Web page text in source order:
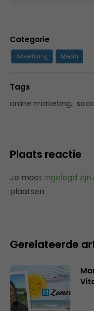
Categorie
Advertising Media
Tags
online marketing,
Plaats reactie
Je moet ingelogd zijn
plaatsen.
Gerelateerde